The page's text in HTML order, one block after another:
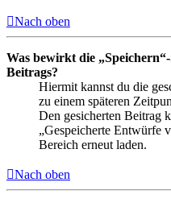
Nach oben
Was bewirkt die
Beitrags?
Hiermit kannst du die
zu einem späteren
Den gesicherten Beitrag
„Gespeicherte Entwürfe
Bereich erneut laden.
Nach oben